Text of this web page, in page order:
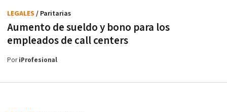
Aumento de sueldo y bono para los
empleados de call centers
LEGALES / Paritarias
PoriProfesional